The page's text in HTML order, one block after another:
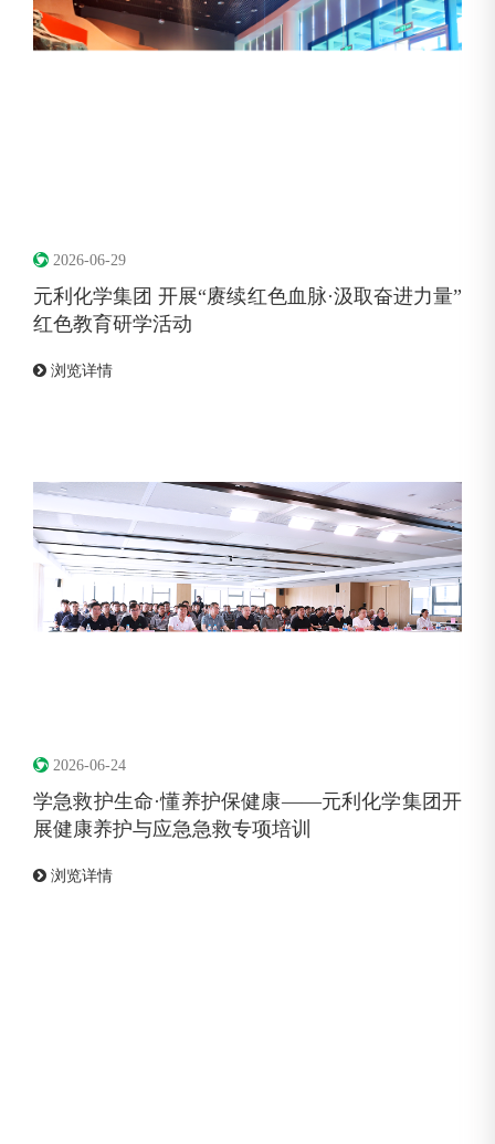
2026-06-29
元利化学集团 开展“赓续红色血脉·汲取奋进力量”
红色教育研学活动
浏览详情
2026-06-24
学急救护生命·懂养护保健康——元利化学集团开
展健康养护与应急急救专项培训
浏览详情